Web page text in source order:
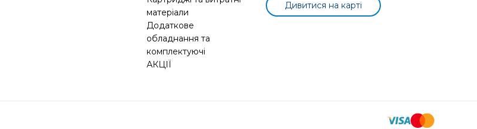
матеріали
Додаткове
обладнання та
комплектуючі
АКЦІЇ
Дивитися на карті